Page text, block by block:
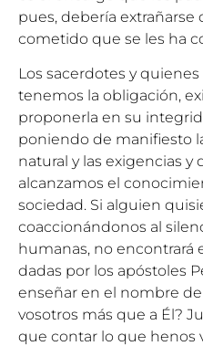
pues, debería
cometido que se les ha
Los sacerdotes y
tenemos la obligación,
proponerla en su
poniendo de manifiesto
natural y las exigencias
alcanzamos el
sociedad. Si alguien
coaccionándonos al
humanas, no encontrará
dadas por los apóstoles
enseñar en el nombre
vosotros más que a Él?
que contar lo que henos